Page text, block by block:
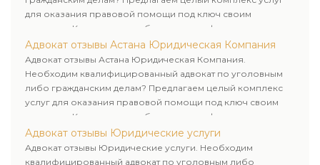
для оказания правовой помощи под ключ своим
клиентам. Комплексное обслуживание физических и
юридических лиц. Индивидуальный подход к каждому
клиенту.
Адвокат отзывы Астана Юридическая Компания
Адвокат отзывы Астана Юридическая Компания.
Необходим квалифицированный адвокат по уголовным
либо гражданским делам? Предлагаем целый комплекс
услуг для оказания правовой помощи под ключ своим
клиентам. Комплексное обслуживание физических и
юридических лиц. Индивидуальный подход к каждому
клиенту.
Адвокат отзывы Юридические услуги
Адвокат отзывы Юридические услуги. Необходим
квалифицированный адвокат по уголовным либо